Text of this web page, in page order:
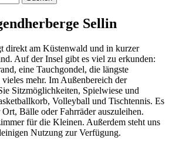
Sellin
direkt am Küstenwald und in kurzer
Auf der Insel gibt es viel zu erkunden:
eine Tauchgondel, die längste
mehr. Im Außenbereich der
Sitzmöglichkeiten, Spielwiese und
Volleyball und Tischtennis. Es
Bälle oder Fahrräder auszuleihen.
für die Kleinen. Außerdem steht uns
Nutzung zur Verfügung.